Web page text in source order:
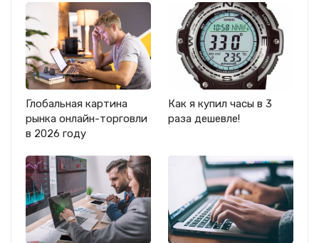
Глобальная картина
рынка онлайн-торговли
в 2026 году
Как я купил часы в 3
раза дешевле!